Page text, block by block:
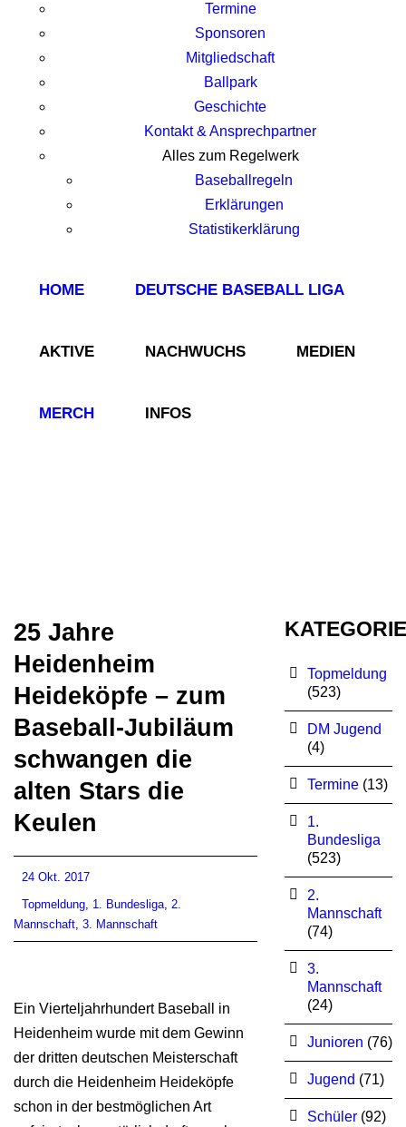
Termine
Sponsoren
Mitgliedschaft
Ballpark
Geschichte
Kontakt & Ansprechpartner
Alles zum Regelwerk
Baseballregeln
Erklärungen
Statistikerklärung
HOME DEUTSCHE BASEBALL LIGA
AKTIVE NACHWUCHS MEDIEN
MERCH INFOS
25 Jahre
Heidenheim
Heideköpfe – zum
Baseball-Jubiläum
schwangen die
alten Stars die
Keulen
24 Okt. 2017
Topmeldung, 1. Bundesliga, 2.
Mannschaft, 3. Mannschaft
Ein Vierteljahrhundert Baseball in
Heidenheim wurde mit dem Gewinn
der dritten deutschen Meisterschaft
durch die Heidenheim Heideköpfe
schon in der bestmöglichen Art
Topmeldung
(523)
DM Jugend
(4)
Termine(13)
1.
Bundesliga
(523)
2.
Mannschaft
(74)
3.
Mannschaft
(24)
Junioren (76)
Jugend (71)
Schüler(92)